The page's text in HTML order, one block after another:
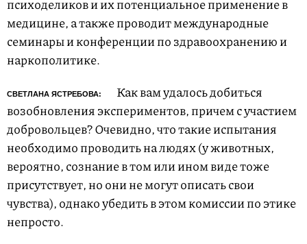
психоделиков и их потенциальное применение в
медицине, а также проводит международные
семинары и конференции по здравоохранению и
наркополитике.
СВЕТЛАНА ЯСТРЕБОВА:
Как вам удалось добиться
возобновления экспериментов, причем с участием
добровольцев? Очевидно, что такие испытания
необходимо проводить на людях (у животных,
вероятно, сознание в том или ином виде тоже
присутствует, но они не могут описать свои
чувства), однако убедить в этом комиссии по этике
непросто.